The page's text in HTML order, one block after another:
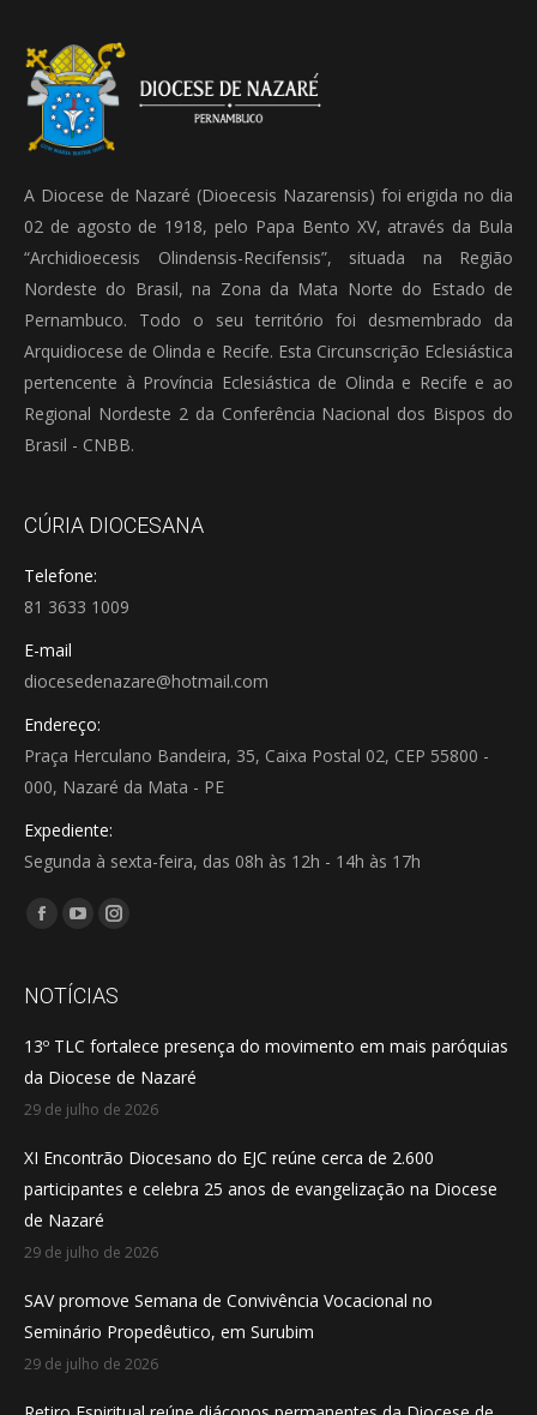
A Diocese de Nazaré (Dioecesis Nazarensis) foi erigida no dia
02 de agosto de 1918, pelo Papa Bento XV, através da Bula
“Archidioecesis Olindensis-Recifensis”, situada na Região
Nordeste do Brasil, na Zona da Mata Norte do Estado de
Pernambuco. Todo o seu território foi desmembrado da
Arquidiocese de Olinda e Recife. Esta Circunscrição Eclesiástica
pertencente à Província Eclesiástica de Olinda e Recife e ao
Regional Nordeste 2 da Conferência Nacional dos Bispos do
Brasil - CNBB.
CÚRIA DIOCESANA
Telefone:
81 3633 1009
E-mail
diocesedenazare@hotmail.com
Endereço:
Praça Herculano Bandeira, 35, Caixa Postal 02, CEP 55800 -
000, Nazaré da Mata - PE
Expediente:
Segunda à sexta-feira, das 08h às 12h - 14h às 17h
Encontre-nos em:
Facebook
opens
new
window
YouTube
opens
new
window
Instagram
opens
new
window
NOTÍCIAS
13º TLC fortalece presença do movimento em mais paróquias
da Diocese de Nazaré
29 de julho de 2026
XI Encontrão Diocesano do EJC reúne cerca de 2.600
participantes e celebra 25 anos de evangelização na Diocese
de Nazaré
29 de julho de 2026
SAV promove Semana de Convivência Vocacional no
Seminário Propedêutico, em Surubim
29 de julho de 2026